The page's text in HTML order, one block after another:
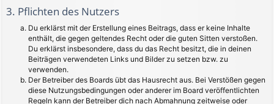
3. Pflichten des Nutzers
Du erklärst mit der Erstellung eines Beitrags, dass er keine Inhalte
enthält, die gegen geltendes Recht oder die guten Sitten verstoßen.
Du erklärst insbesondere, dass du das Recht besitzt, die in deinen
Beiträgen verwendeten Links und Bilder zu setzen bzw. zu
verwenden.
Der Betreiber des Boards übt das Hausrecht aus. Bei Verstößen gegen
diese Nutzungsbedingungen oder anderer im Board veröffentlichten
Regeln kann der Betreiber dich nach Abmahnung zeitweise oder